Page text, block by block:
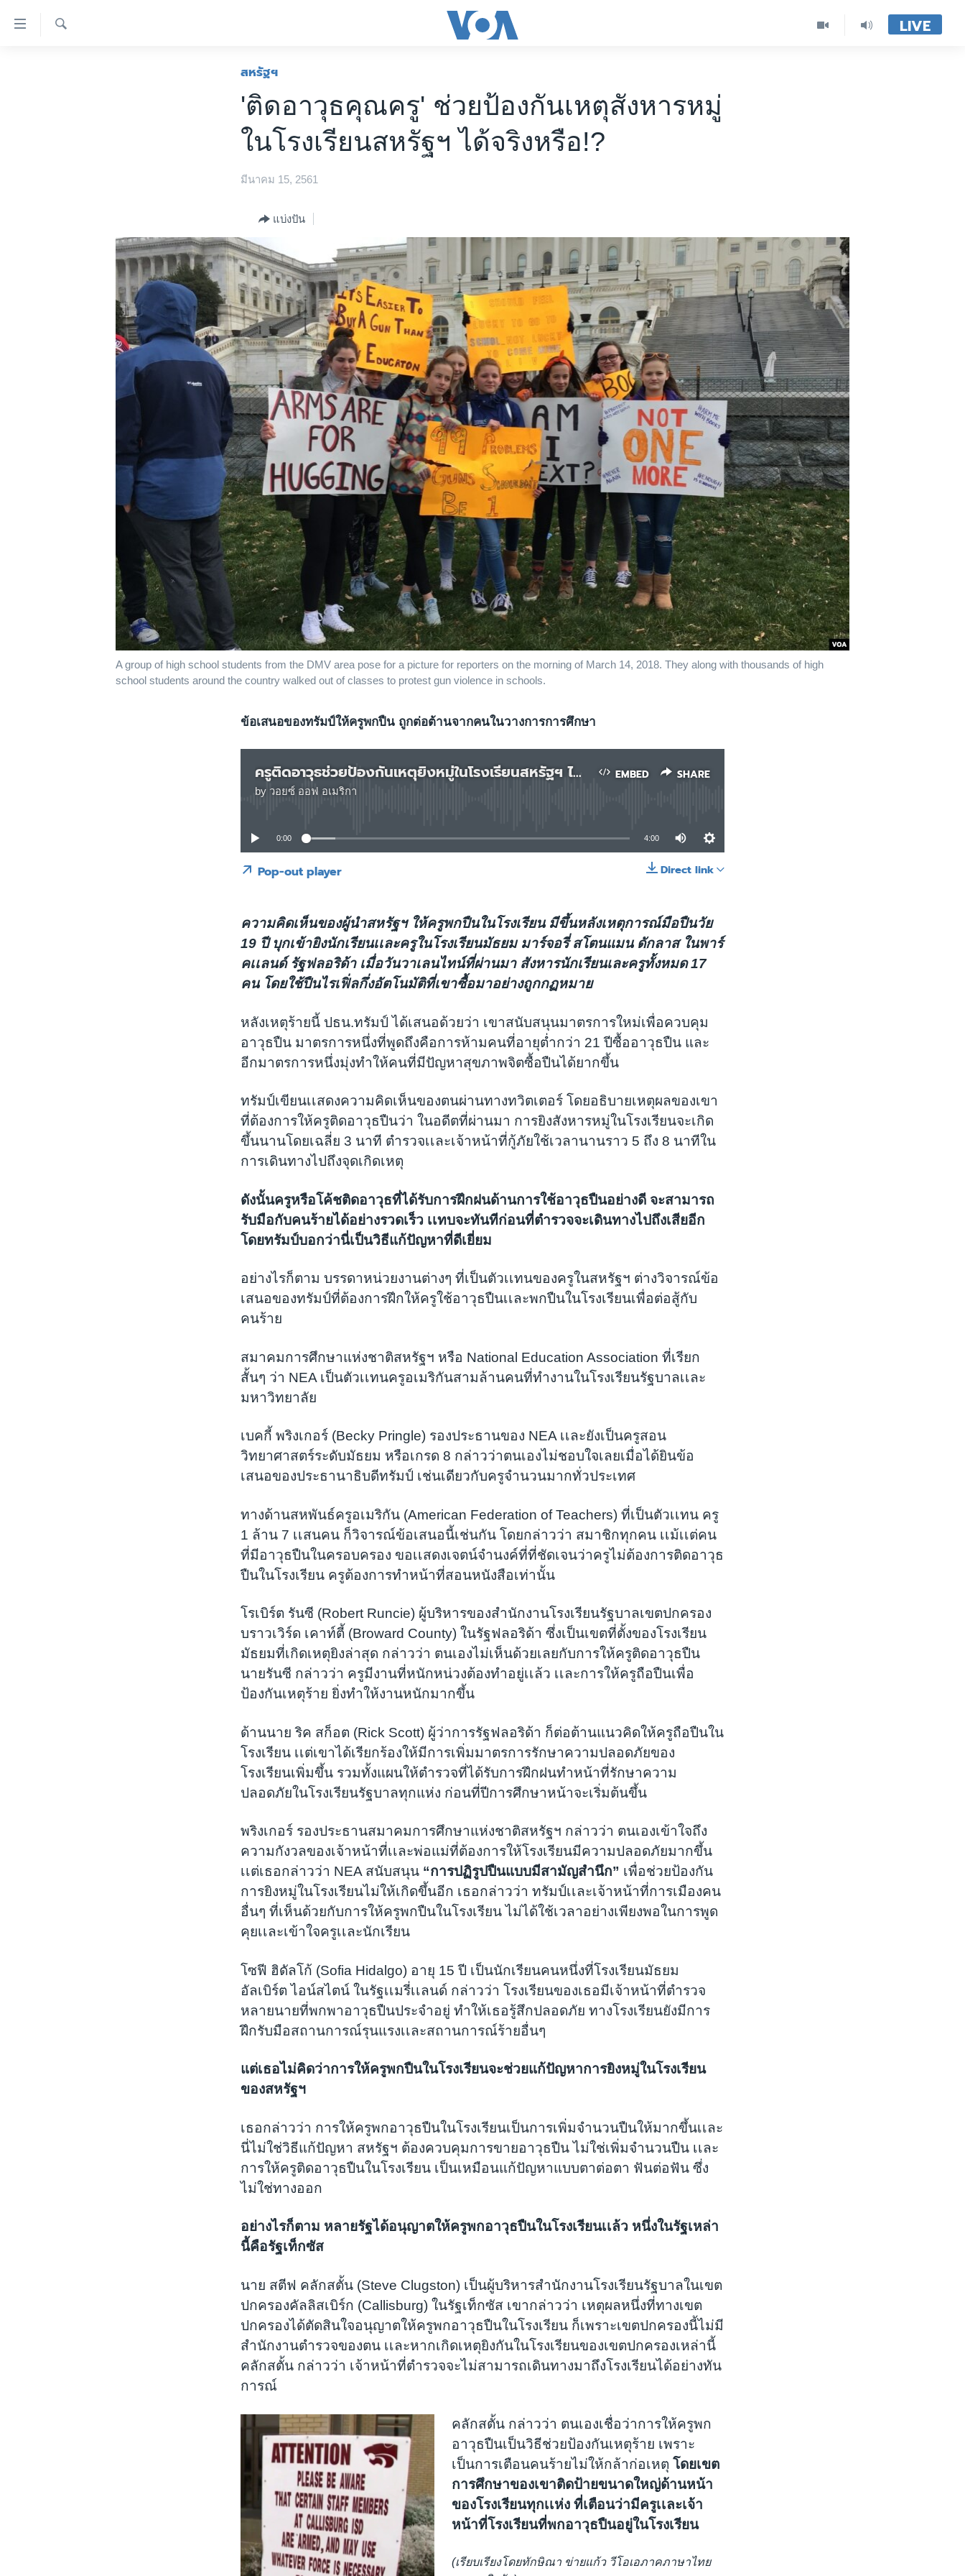
LIVE
สหรัฐฯ
'ติดอาวุธคุณครู' ช่วยป้องกันเหตุสังหารหมู่
ในโรงเรียนสหรัฐฯ ได้จริงหรือ!?
มีนาคม 15, 2561
แบ่งปัน
A group of high school students from the DMV area pose for a picture for reporters on the morning of March 14, 2018. They along with thousands of high
school students around the country walked out of classes to protest gun violence in schools.
ข้อเสนอของทรัมป์ให้ครูพกปืน ถูกต่อต้านจากคนในวางการการศึกษา
EMBED SHARE
ครูติดอาวุธช่วยป้องกันเหตุยิงหมู่ในโรงเรียนสหรัฐฯ ได้จริงหรือ
by วอยซ์ ออฟ อเมริกา
SHARE
0:00 4:00
Direct link
Pop-out player
ความคิดเห็นของผู้นำสหรัฐฯ ให้ครูพกปืนในโรงเรียน มีขึ้นหลังเหตุการณ์มือปืนวัย
19 ปี บุกเข้ายิงนักเรียนเเละครูในโรงเรียนมัธยม มาร์จอรี่ สโตนแมน ดักลาส ในพาร์
คเเลนด์ รัฐฟลอริด้า เมื่อวันวาเลนไทน์ที่ผ่านมา สังหารนักเรียนเละครูทั้งหมด 17
คน โดยใช้ปืนไรเฟิ่ลกึ่งอัตโนมัติที่เขาซื้อมาอย่างถูกกฏหมาย
หลังเหตุร้ายนี้ ปธน.ทรัมป์ ได้เสนอด้วยว่า เขาสนับสนุนมาตรการใหม่เพื่อควบคุม
อาวุธปืน มาตรการหนึ่งที่พูดถึงคือการห้ามคนที่อายุต่ำกว่า 21 ปีซื้ออาวุธปืน และ
อีกมาตรการหนึ่งมุ่งทำให้คนที่มีปัญหาสุขภาพจิตซื้อปืนได้ยากขึ้น
ทรัมป์เขียนเเสดงความคิดเห็นของตนผ่านทางทวิตเตอร์ โดยอธิบายเหตุผลของเขา
ที่ต้องการให้ครูติดอาวุธปืนว่า ในอดีตที่ผ่านมา การยิงสังหารหมู่ในโรงเรียนจะเกิด
ขึ้นนานโดยเฉลี่ย 3 นาที ตำรวจเเละเจ้าหน้าที่กู้ภัยใช้เวลานานราว 5 ถึง 8 นาทีใน
การเดินทางไปถึงจุดเกิดเหตุ
ดังนั้นครูหรือโค้ชติดอาวุธที่ได้รับการฝึกฝนด้านการใช้อาวุธปืนอย่างดี จะสามารถ
รับมือกับคนร้ายได้อย่างรวดเร็ว เเทบจะทันทีก่อนที่ตำรวจจะเดินทางไปถึงเสียอีก
โดยทรัมป์บอกว่านี่เป็นวิธีแก้ปัญหาที่ดีเยี่ยม
อย่างไรก็ตาม บรรดาหน่วยงานต่างๆ ที่เป็นตัวเเทนของครูในสหรัฐฯ ต่างวิจารณ์ข้อ
เสนอของทรัมป์ที่ต้องการฝึกให้ครูใช้อาวุธปืนเเละพกปืนในโรงเรียนเพื่อต่อสู้กับ
คนร้าย
สมาคมการศึกษาแห่งชาติสหรัฐฯ หรือ National Education Association ที่เรียก
สั้นๆ ว่า NEA เป็นตัวเเทนครูอเมริกันสามล้านคนที่ทำงานในโรงเรียนรัฐบาลเเละ
มหาวิทยาลัย
เบคกี้ พริงเกอร์ (Becky Pringle) รองประธานของ NEA เเละยังเป็นครูสอน
วิทยาศาสตร์ระดับมัธยม หรือเกรด 8 กล่าวว่าตนเองไม่ชอบใจเลยเมื่อได้ยินข้อ
เสนอของประธานาธิบดีทรัมป์ เช่นเดียวกับครูจำนวนมากทั่วประเทศ
ทางด้านสหพันธ์ครูอเมริกัน (American Federation of Teachers) ที่เป็นตัวเเทน ครู
1 ล้าน 7 เเสนคน ก็วิจารณ์ข้อเสนอนี้เช่นกัน โดยกล่าวว่า สมาชิกทุกคน เเม้เเต่คน
ที่มีอาวุธปืนในครอบครอง ขอเเสดงเจตน์จำนงค์ที่ที่ชัดเจนว่าครูไม่ต้องการติดอาวุธ
ปืนในโรงเรียน ครูต้องการทำหน้าที่สอนหนังสือเท่านั้น
โรเบิร์ต รันซี (Robert Runcie) ผู้บริหารของสำนักงานโรงเรียนรัฐบาลเขตปกครอง
บราวเวิร์ด เคาท์ตี้ (Broward County) ในรัฐฟลอริด้า ซึ่งเป็นเขตที่ตั้งของโรงเรียน
มัธยมที่เกิดเหตุยิงล่าสุด กล่าวว่า ตนเองไม่เห็นด้วยเลยกับการให้ครูติดอาวุธปืน
นายรันซี กล่าวว่า ครูมีงานที่หนักหน่วงต้องทำอยู่เเล้ว เเละการให้ครูถือปืนเพื่อ
ป้องกันเหตุร้าย ยิ่งทำให้งานหนักมากขึ้น
ด้านนาย ริค สก็อต (Rick Scott) ผู้ว่าการรัฐฟลอริด้า ก็ต่อต้านแนวคิดให้ครูถือปืนใน
โรงเรียน เเต่เขาได้เรียกร้องให้มีการเพิ่มมาตรการรักษาความปลอดภัยของ
โรงเรียนเพิ่มขึ้น รวมทั้งแผนให้ตำรวจที่ได้รับการฝึกฝนทำหน้าที่รักษาความ
ปลอดภัยในโรงเรียนรัฐบาลทุกแห่ง ก่อนที่ปีการศึกษาหน้าจะเริ่มต้นขึ้น
พริงเกอร์ รองประธานสมาคมการศึกษาแห่งชาติสหรัฐฯ กล่าวว่า ตนเองเข้าใจถึง
ความกังวลของเจ้าหน้าที่เเละพ่อแม่ที่ต้องการให้โรงเรียนมีความปลอดภัยมากขึ้น
เเต่เธอกล่าวว่า NEA สนับสนุน “การปฏิรูปปืนแบบมีสามัญสำนึก” เพื่อช่วยป้องกัน
การยิงหมู่ในโรงเรียนไม่ให้เกิดขึ้นอีก เธอกล่าวว่า ทรัมป์เเละเจ้าหน้าที่การเมืองคน
อื่นๆ ที่เห็นด้วยกับการให้ครูพกปืนในโรงเรียน ไม่ได้ใช้เวลาอย่างเพียงพอในการพูด
คุยเเละเข้าใจครูเเละนักเรียน
โซฟี ฮิดัลโก้ (Sofia Hidalgo) อายุ 15 ปี เป็นนักเรียนคนหนึ่งที่โรงเรียนมัธยม
อัลเบิร์ต ไอน์สไตน์ ในรัฐเเมรี่เเลนด์ กล่าวว่า โรงเรียนของเธอมีเจ้าหน้าที่ตำรวจ
หลายนายที่พกพาอาวุธปืนประจำอยู่ ทำให้เธอรู้สึกปลอดภัย ทางโรงเรียนยังมีการ
ฝึกรับมือสถานการณ์รุนแรงเเละสถานการณ์ร้ายอื่นๆ
แต่เธอไม่คิดว่าการให้ครูพกปืนในโรงเรียนจะช่วยแก้ปัญหาการยิงหมู่ในโรงเรียน
ของสหรัฐฯ
เธอกล่าวว่า การให้ครูพกอาวุธปืนในโรงเรียนเป็นการเพิ่มจำนวนปืนให้มากขึ้นเเละ
นี่ไม่ใช่วิธีแก้ปัญหา สหรัฐฯ ต้องควบคุมการขายอาวุธปืน ไม่ใช่เพิ่มจำนวนปืน เเละ
การให้ครูติดอาวุธปืนในโรงเรียน เป็นเหมือนแก้ปัญหาแบบตาต่อตา ฟันต่อฟัน ซึ่ง
ไม่ใช่ทางออก
อย่างไรก็ตาม หลายรัฐได้อนุญาตให้ครูพกอาวุธปืนในโรงเรียนเเล้ว หนึ่งในรัฐเหล่า
นี้คือรัฐเท็กซัส
นาย สตีฟ คลักสตั้น (Steve Clugston) เป็นผู้บริหารสำนักงานโรงเรียนรัฐบาลในเขต
ปกครองคัลลิสเบิร์ก (Callisburg) ในรัฐเท็กซัส เขากล่าวว่า เหตุผลหนึ่งที่ทางเขต
ปกครองได้ตัดสินใจอนุญาตให้ครูพกอาวุธปืนในโรงเรียน ก็เพราะเขตปกครองนี้ไม่มี
สำนักงานตำรวจของตน เเละหากเกิดเหตุยิงกันในโรงเรียนของเขตปกครองเหล่านี้
คลักสตั้น กล่าวว่า เจ้าหน้าที่ตำรวจจะไม่สามารถเดินทางมาถึงโรงเรียนได้อย่างทัน
การณ์
คลักสตั้น กล่าวว่า ตนเองเชื่อว่าการให้ครูพก
อาวุธปืนเป็นวิธีช่วยป้องกันเหตุร้าย เพราะ
เป็นการเตือนคนร้ายไม่ให้กล้าก่อเหตุ โดยเขต
การศึกษาของเขาติดป้ายขนาดใหญ่ด้านหน้า
ของโรงเรียนทุกเเห่ง ที่เตือนว่ามีครูเเละเจ้า
หน้าที่โรงเรียนที่พกอาวุธปืนอยู่ในโรงเรียน
(เรียบเรียงโดยทักษิณา ข่ายแก้ว วีโอเอภาคภาษาไทย